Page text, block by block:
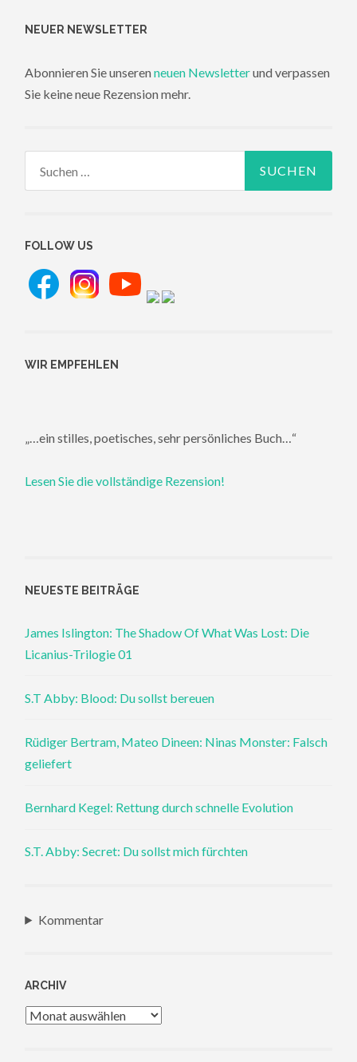
NEUER NEWSLETTER
Abonnieren Sie unserenneuen Newsletterund verpassen
Sie keine neue Rezension mehr.
FOLLOW US
WIR EMPFEHLEN
„…ein stilles, poetisches, sehr persönliches Buch…“
Lesen Sie die vollständige Rezension!
NEUESTE BEITRÄGE
James Islington: The Shadow Of What Was Lost: Die
Licanius-Trilogie 01
S.T Abby: Blood: Du sollst bereuen
Rüdiger Bertram, Mateo Dineen: Ninas Monster: Falsch
geliefert
Bernhard Kegel: Rettung durch schnelle Evolution
S.T. Abby: Secret: Du sollst mich fürchten
Kommentar
ARCHIV
Archiv